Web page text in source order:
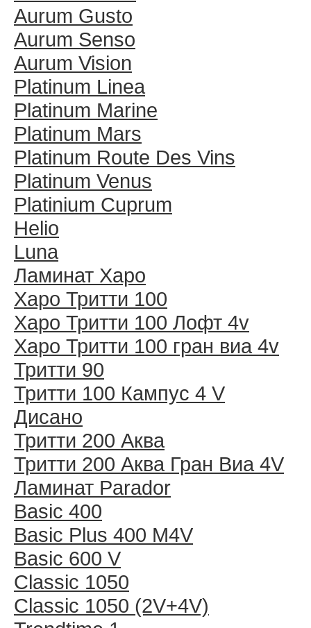
Aurum Gusto
Aurum Senso
Aurum Vision
Platinum Linea
Platinum Marine
Platinum Mars
Platinum Route Des Vins
Platinum Venus
Platinium Cuprum
Helio
Luna
Ламинат Харо
Харо Тритти 100
Харо Тритти 100 Лофт 4v
Харо Тритти 100 гран виа 4v
Тритти 90
Тритти 100 Кампус 4 V
Дисано
Тритти 200 Аква
Тритти 200 Аква Гран Виа 4V
Ламинат Parador
Basic 400
Basic Plus 400 M4V
Basic 600 V
Classic 1050
Classic 1050 (2V+4V)